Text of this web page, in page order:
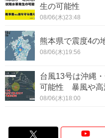
生の可能性
08/06(木)23:48
熊本県で震度4
08/06(木)19:56
台風13号は沖縄
可能性 暴風や高
08/06(木)18:00